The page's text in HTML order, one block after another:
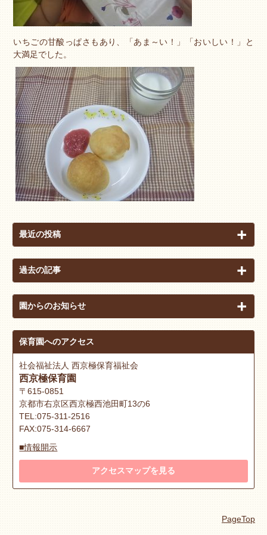
いちごの甘酸っぱさもあり、「あま～い！」「おいしい！」と
大満足でした。
最近の投稿
過去の記事
園からのお知らせ
保育園へのアクセス
社会福祉法人 西京極保育福祉会
西京極保育園
〒615-0851
京都市右京区西京極西池田町13の6
TEL:075-311-2516
FAX:075-314-6667
■情報開示
アクセスマップを見る
PageTop